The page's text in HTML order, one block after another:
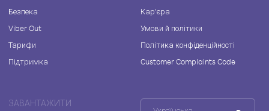
Безпека
Viber Out
Тарифи
Підтримка
Кар'єра
Умови й політики
Політика конфіденційності
Customer Complaints Code
ЗАВАНТАЖИТИ